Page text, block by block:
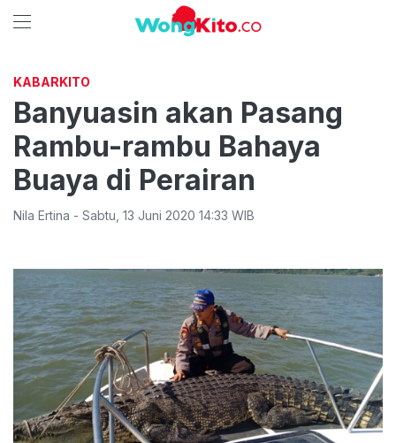
KABARKITO
Banyuasin akan Pasang
Rambu-rambu Bahaya
Buaya di Perairan
Nila Ertina - Sabtu 13 Juni 2020 14:33 WIB